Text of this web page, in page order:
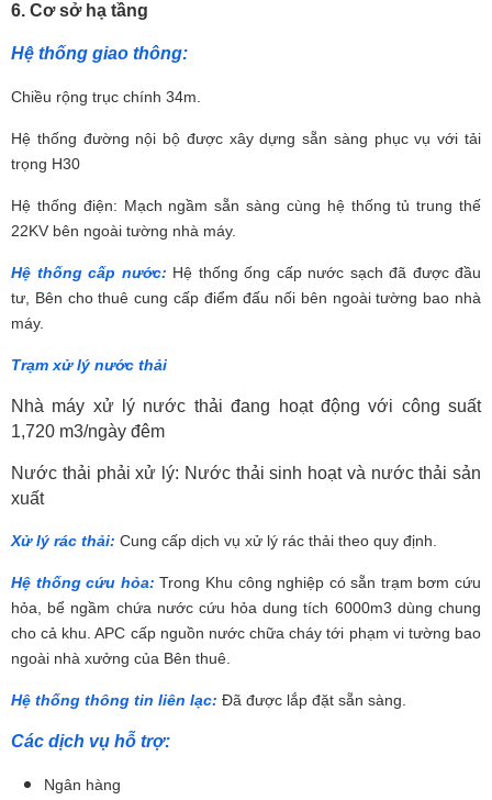
6. Cơ sở hạ tầng
Hệ thống giao thông:
Chiều rộng trục chính 34m.
Hệ thống đường nội bộ được xây dựng sẵn sàng phục vụ với tải
trọng H30
Hệ thống điện: Mạch ngầm sẵn sàng cùng hệ thống tủ trung thế
22KV bên ngoài tường nhà máy.
Hệ thống cấp nước: Hệ thống ống cấp nước sạch đã được đầu
tư, Bên cho thuê cung cấp điểm đấu nối bên ngoài tường bao nhà
máy.
Trạm xử lý nước thải
Nhà máy xử lý nước thải đang hoạt động với công suất
1,720 m3/ngày đêm
Nước thải phải xử lý: Nước thải sinh hoạt và nước thải sản
xuất
Xử lý rác thải: Cung cấp dịch vụ xử lý rác thải theo quy định.
Hệ thống cứu hỏa: Trong Khu công nghiệp có sẵn trạm bơm cứu
hỏa, bể ngầm chứa nước cứu hỏa dung tích 6000m3 dùng chung
cho cả khu. APC cấp nguồn nước chữa cháy tới phạm vi tường bao
ngoài nhà xưởng của Bên thuê.
Hệ thống thông tin liên lạc: Đã được lắp đặt sẵn sàng.
Các dịch vụ hỗ trợ:
Ngân hàng